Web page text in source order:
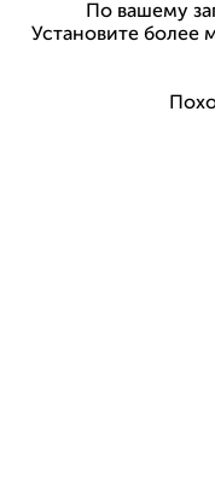
По вашему
Установите более